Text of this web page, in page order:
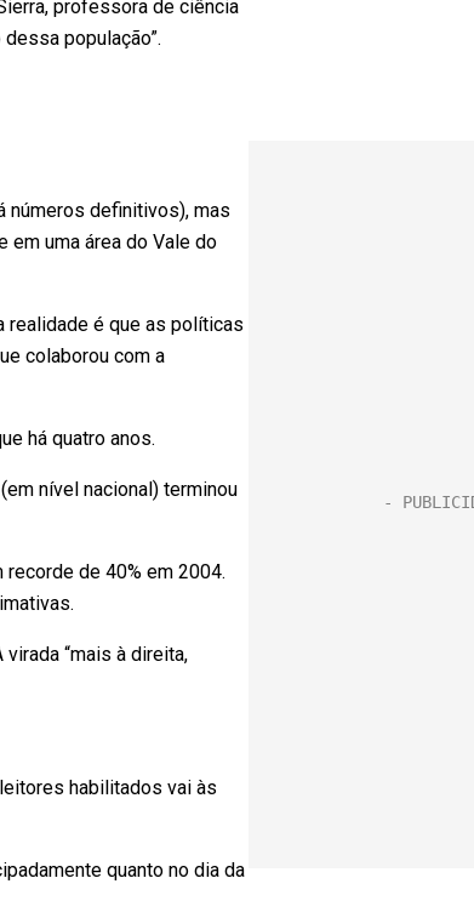
professora de ciência
população”.
números definitivos), mas
em uma área do Vale do
realidade é que as políticas
colaborou com a
há quatro anos.
nível nacional) terminou
recorde de 40% em 2004.
“mais à direita,
habilitados vai às
quanto no dia da